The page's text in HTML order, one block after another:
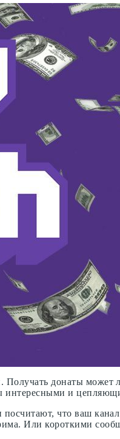
Получать донаты
и
что ваш
Или короткими